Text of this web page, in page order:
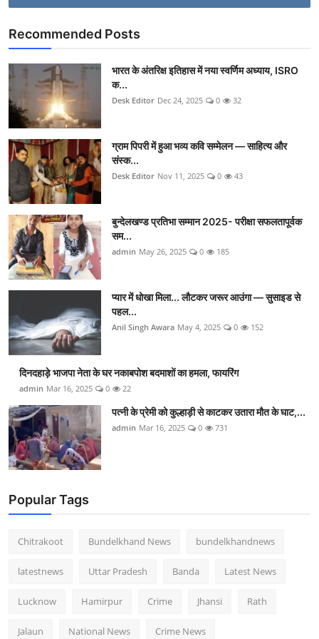
Recommended Posts
भारत के अंतरिक्ष इतिहास में नया स्वर्णिम अध्याय, ISRO
क...
Desk Editor Dec 24, 2025 0 32
ग्राम पिपरी में हुआ भव्य कवि सम्मेलन — साहित्य और
संस्क...
Desk Editor Nov 11, 2025 0 43
बुन्देलखण्ड प्रतिभा सम्मान 2025- परीक्षा सफलतापूर्वक
सम...
admin May 26, 2025 0 185
प्यार में धोखा मिला... लौटकर जरूर आउंगा — सुसाइड से
पहल...
Anil Singh Awara May 4, 2025 0 152
दिनदहाड़े भाजपा नेता के घर नकाबपोश बदमाशों का हमला, फायरिंग
admin Mar 16, 2025 0 22
पत्नी के प्रेमी को कुल्हाड़ी से काटकर उतारा मौत के घाट,...
admin Mar 16, 2025 0 731
Popular Tags
Chitrakoot Bundelkhand News bundelkhandnews
latestnews Uttar Pradesh Banda Latest News
Lucknow Hamirpur Crime Jhansi Rath
Jalaun National News Crime News